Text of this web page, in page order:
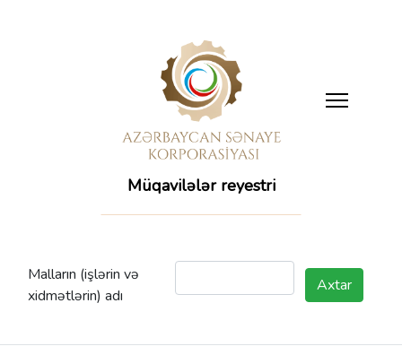
Müqavilələr reyestri
Malların (işlərin və
xidmətlərin) adı
Axtar